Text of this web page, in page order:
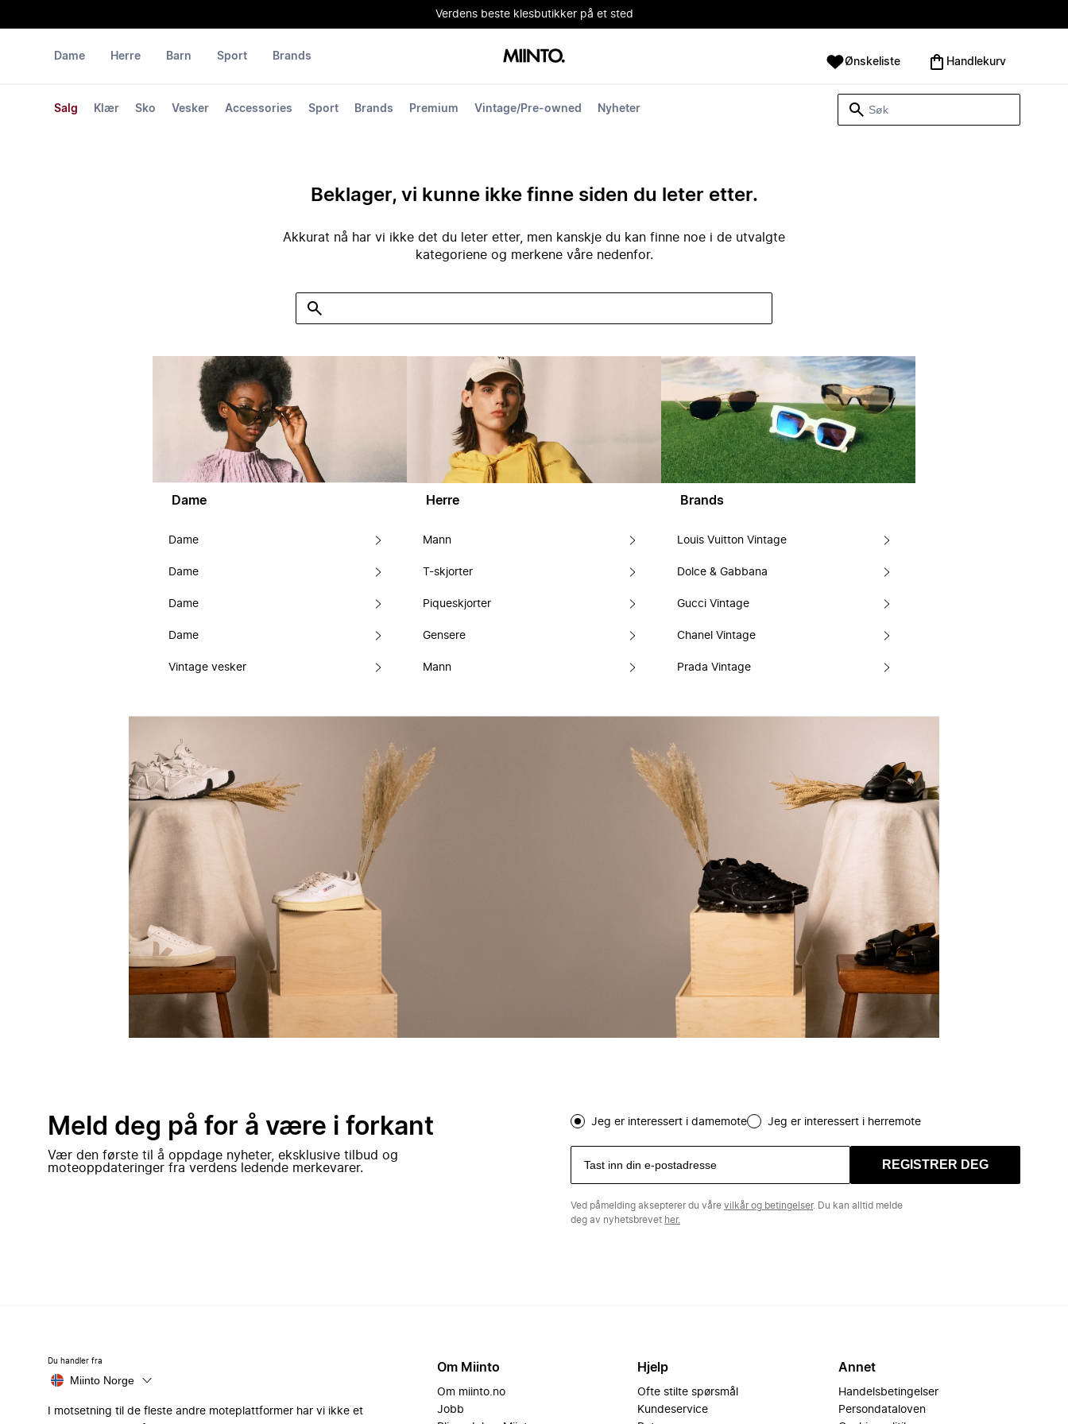
Verdens beste klesbutikker på et sted
Dame
Salg Klær Sko Vesker Accessories Sport Brands Premium Vintage/Pre-owned Nyheter
Herre Barn Sport Brands Ønskeliste Handlekurv
Beklager, vi kunne ikke finne siden du leter etter.
Akkurat nå har vi ikke det du leter etter, men kanskje du kan finne noe i de utvalgte
kategoriene og merkene våre nedenfor.
Dame
Dame
Dame
Dame
Dame
Vintage vesker
Herre
Mann
T-skjorter
Piqueskjorter
Gensere
Mann
Brands
Louis Vuitton Vintage
Dolce & Gabbana
Gucci Vintage
Chanel Vintage
Prada Vintage
Meld deg på for å være i forkant
Vær den første til å oppdage nyheter, eksklusive tilbud og
moteoppdateringer fra verdens ledende merkevarer.
Jeg er interessert i damemote Jeg er interessert i herremote
REGISTRER DEG
Ved påmelding aksepterer du våre vilkår og betingelser. Du kan alltid melde
deg av nyhetsbrevet her.
Du handler fra
Miinto Norge
I motsetning til de fleste andre moteplattformer har vi ikke et
Om Miinto
Om miinto.no
Jobb
Hjelp
Ofte stilte spørsmål
Kundeservice
Annet
Handelsbetingelser
Persondataloven